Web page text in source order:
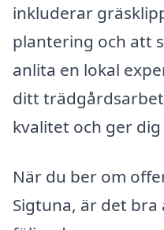
inkluderar
plantering och att
anlita en lokal
ditt
kvalitet och ger
När du ber om
Sigtuna, är det bra